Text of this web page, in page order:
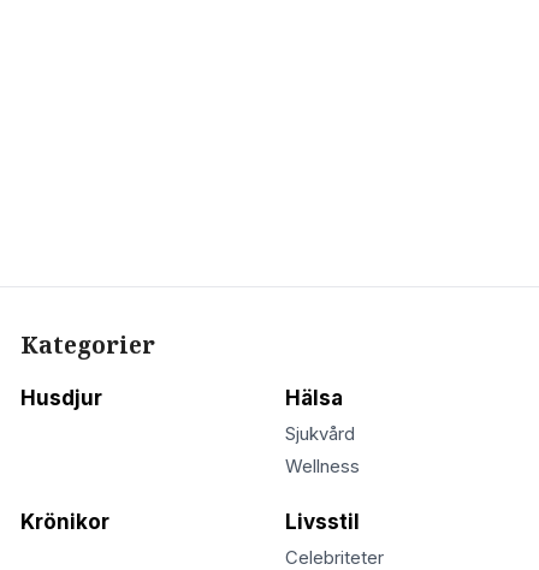
Kategorier
Husdjur Hälsa
Sjukvård
Wellness
Krönikor Livsstil
Celebriteter